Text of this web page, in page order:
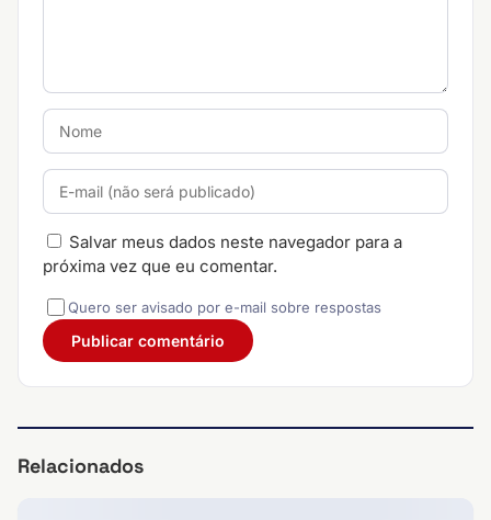
Salvar meus dados neste navegador para a
próxima vez que eu comentar.
Quero ser avisado por e-mail sobre respostas
Relacionados